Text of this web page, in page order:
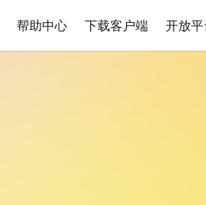
帮助中心 下载客户端 开放平